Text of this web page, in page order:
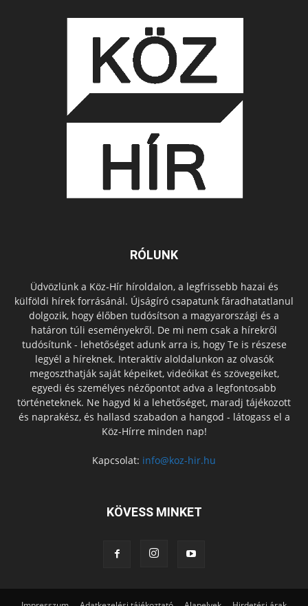
RÓLUNK
Üdvözlünk a Köz-Hír híroldalon, a legfrissebb hazai és
külföldi hírek forrásánál. Újságíró csapatunk fáradhatatlanul
dolgozik, hogy élőben tudósítson a magyarországi és a
határon túli eseményekről. De mi nem csak a hírekről
tudósítunk - lehetőséget adunk arra is, hogy Te is részese
legyél a híreknek. Interaktív aloldalunkon az olvasók
megoszthatják saját képeiket, videóikat és szövegeiket,
egyedi és személyes nézőpontot adva a legfontosabb
történeteknek. Ne hagyd ki a lehetőséget, maradj tájékozott
és naprakész, és hallasd szabadon a hangod - látogass el a
Köz-Hírre minden nap!
Kapcsolat: info@koz-hir.hu
KÖVESS MINKET